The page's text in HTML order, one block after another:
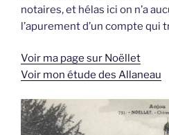
notaires, et hélas ici on n’a
l’apurement d’un compte qui
Voir ma page sur Noëllet
Voir mon étude des Allaneau